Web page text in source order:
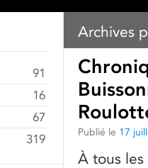
Archives
Publié le 17
À tous
91
16
67
319